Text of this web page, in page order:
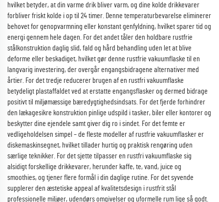
hvilket betyder, at din varme drik bliver varm, og dine kolde drikkevarer
forbliver friskt kolde i op til 24 timer. Denne temperaturbevarelse eliminerer
behovet for genopvarmning eller konstant genfyldning, hvilket sparer tid og
energi gennem hele dagen. For det andet tåler den holdbare rustfrie
stålkonstruktion daglig slid, fald og hård behandling uden let at blive
deforme eller beskadiget, hvilket gør denne rustfrie vakuumflaske til en
langvarig investering, der overgår engangsbidragene alternativer med
årtier. For det tredje reducerer brugen af en rustfri vakuumflaske
betydeligt plastaffaldet ved at erstatte engangsflasker og dermed bidrage
positivt til miljømæssige bæredygtighedsindsats. For det fjerde forhindrer
den lækagesikre konstruktion pinlige udspild i tasker, biler eller kontorer og
beskytter dine ejendele samt giver dig ro i sindet. For det femte er
vedligeholdelsen simpel – de fleste modeller af rustfrie vakuumflasker er
diskemaskinsegnet, hvilket tillader hurtig og praktisk rengøring uden
særlige teknikker. For det sjette tilpasser en rustfri vakuumflaske sig
alsidigt forskellige drikkevarer, herunder kaffe, te, vand, juice og
smoothies, og tjener flere formål i din daglige rutine. For det syvende
supplerer den æstetiske appeal af kvalitetsdesign i rustfrit stål
professionelle miljøer, udendørs omgivelser og uformelle rum lige så godt.